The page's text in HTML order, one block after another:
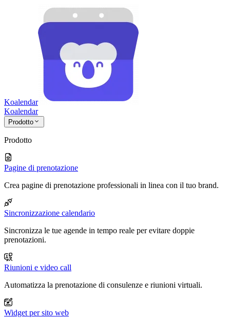
Koalendar
Koalendar
Prodotto
Prodotto
Pagine di prenotazione
Crea pagine di prenotazione professionali in linea con il tuo brand.
Sincronizzazione calendario
Sincronizza le tue agende in tempo reale per evitare doppie
prenotazioni.
Riunioni e video call
Automatizza la prenotazione di consulenze e riunioni virtuali.
Widget per sito web